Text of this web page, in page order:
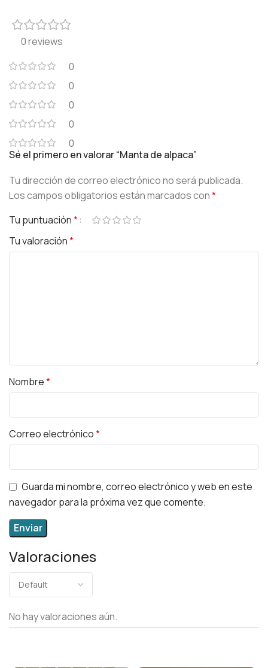
0 reviews
0
0
0
0
0
Valoraciones
No hay valoraciones aún.
Sé el primero en valorar “Manta de alpaca”
Tu dirección de correo electrónico no será publicada.
Los campos obligatorios están marcados con*
Tu puntuación*
Tu valoración*
Nombre*
Correo electrónico*
Guarda mi nombre, correo electrónico y web en este
navegador para la próxima vez que comente.